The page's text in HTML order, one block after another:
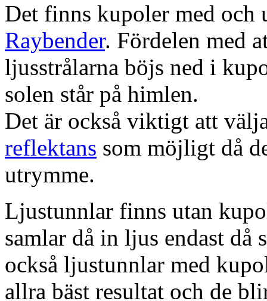
Det finns kupoler med och
Raybender. Fördelen med
ljusstrålarna böjs ned i
solen står på himlen.
Det är också viktigt att
reflektans som möjligt då
utrymme.
Ljustunnlar finns utan
samlar då in ljus endast då
också ljustunnlar med
allra bäst resultat och de